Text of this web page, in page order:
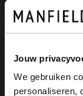
Jouw
We gebruiken
personaliseren,
suède/